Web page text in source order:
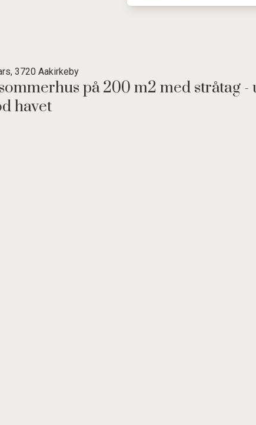
3720 Aakirkeby
på 200 m2 med stråtag -
havet